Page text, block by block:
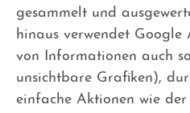
gesammelt und
hinaus verwendet Google
von Informationen auch
unsichtbare Grafiken),
einfache Aktionen wie